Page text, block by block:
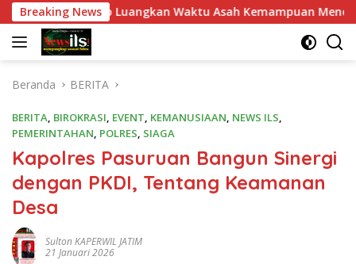
Langsung
ke
konten
Breaking News
Luangkan Waktu Asah Kemampuan Menembak
Beranda BERITA
BERITA, BIROKRASI, EVENT, KEMANUSIAAN, NEWS ILS,
PEMERINTAHAN, POLRES, SIAGA
Kapolres Pasuruan Bangun Sinergi
dengan PKDI, Tentang Keamanan
Desa
Sulton KAPERWIL JATIM
21 Januari 2026